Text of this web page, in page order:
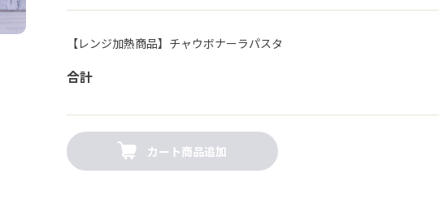
【レンジ加熱商品】チャウボナーラパスタ
合計
カート商品追加